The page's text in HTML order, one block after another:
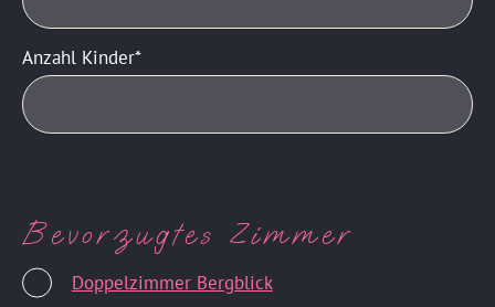
Anzahl Kinder
Bevorzugtes Zimmer
Doppelzimmer Bergblick